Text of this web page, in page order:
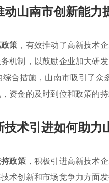
动山南市创新能力
策 ，有效推动了高新技术
机制，以鼓励企业加大研
合措施，山南市吸引了
资金的及时到位和政策的
技术引进如何助力
政策，积极引进高新技术
术创新和市场竞争力方面